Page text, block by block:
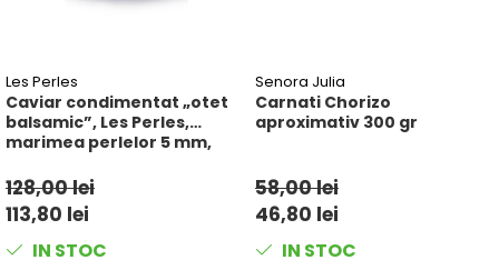
Les Perles
Caviar condimentat „otet
balsamic”, Les Perles,
marimea perlelor 5 mm,
128,00 lei
113,80 lei
IN STOC
Senora Julia
Carnati Chorizo
aproximativ 300 gr
58,00 lei
46,80 lei
IN STOC